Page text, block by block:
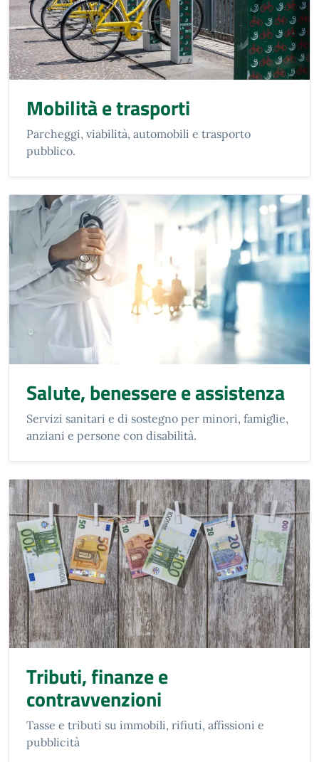
Mobilità e trasporti
Parcheggi, viabilità, automobili e trasporto
pubblico.
Salute, benessere e assistenza
Servizi sanitari e di sostegno per minori, famiglie,
anziani e persone con disabilità.
Tributi, finanze e
contravvenzioni
Tasse e tributi su immobili, rifiuti, affissioni e
pubblicità